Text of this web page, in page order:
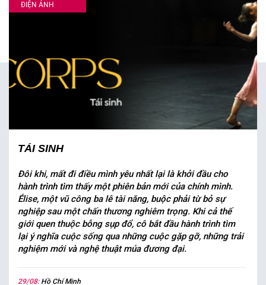
ĐIỆN ẢNH
TÁI SINH
Đôi khi, mất đi điều mình yêu nhất lại là khởi đầu cho
hành trình tìm thấy một phiên bản mới của chính mình.
Élise, một vũ công ba lê tài năng, buộc phải từ bỏ sự
nghiệp sau một chấn thương nghiêm trọng. Khi cả thế
giới quen thuộc bỗng sụp đổ, cô bắt đầu hành trình tìm
lại ý nghĩa cuộc sống qua những cuộc gặp gỡ, những trải
nghiệm mới và nghệ thuật múa đương đại.
29/08: Hồ Chí Minh